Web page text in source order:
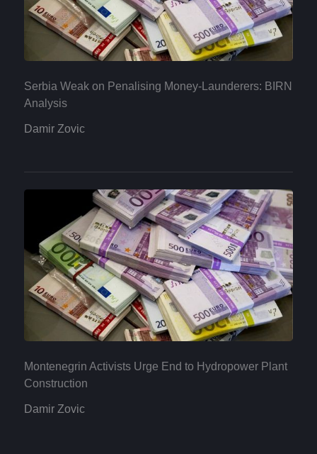
Serbia Weak on Penalising Money-Launderers: BIRN
Analysis
Damir Zovic
Montenegrin Activists Urge End to Hydropower Plant
Construction
Damir Zovic